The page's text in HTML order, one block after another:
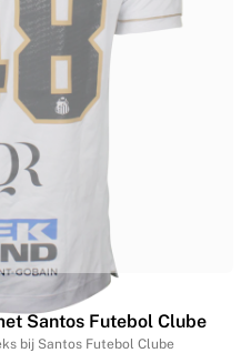
Santos Futebol Clube
bij Santos Futebol Clube